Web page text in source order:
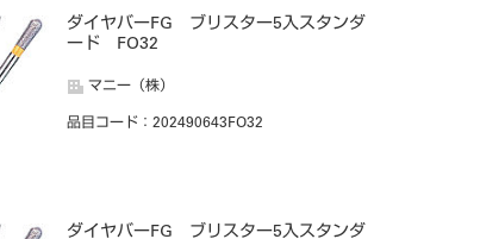
ダイヤバーFG ブリスター5入スタンダ
ード FO32
マニー（株）
品目コード ：202490643FO32
ダイヤバーFG ブリスター5入スタンダ